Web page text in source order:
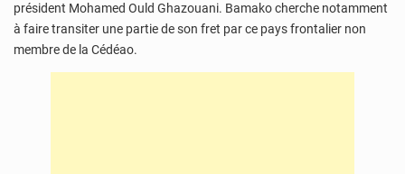
président Mohamed Ould Ghazouani. Bamako cherche notamment
à faire transiter une partie de son fret par ce pays frontalier non
membre de la Cédéao.